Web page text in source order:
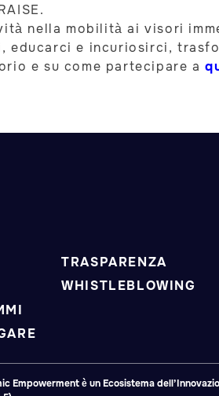
nella mobilità ai visori
educarci e incuriosirci,
e su come partecipare a
TRASPARENZA
WHISTLEBLOWING
Empowerment è un Ecosistema